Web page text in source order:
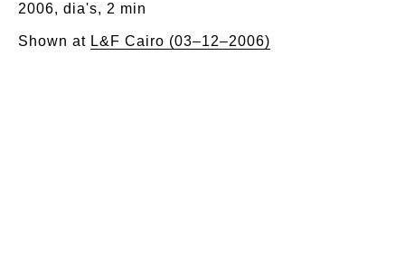
2006, dia's, 2 min
Shown at L&F Cairo (03–12–2006)